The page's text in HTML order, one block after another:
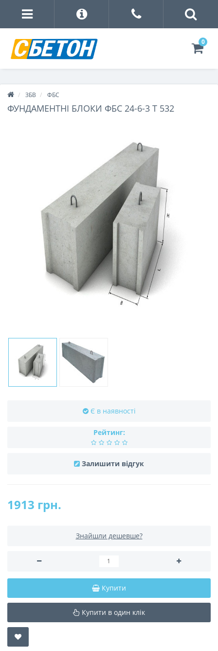
0
ЗБВ ФБС
ФУНДАМЕНТНІ БЛОКИ ФБС 24-6-3 Т 532
Є в наявності
Рейтинг:
Залишити відгук
1913 грн.
Знайшли дешевше?
Купити
Купити в один клік